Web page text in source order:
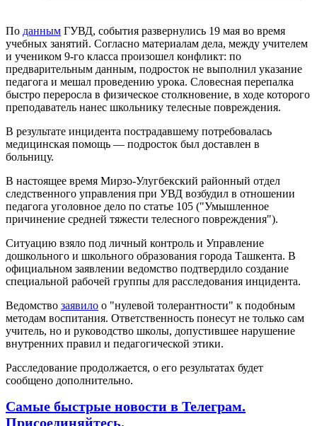
По данным ГУВД, события развернулись 19 мая во время
учебных занятий. Согласно материалам дела, между учителем
и учеником 9-го класса произошел конфликт: по
предварительным данным, подросток не выполнил указание
педагога и мешал проведению урока. Словесная перепалка
быстро переросла в физическое столкновение, в ходе которого
преподаватель нанес школьнику телесные повреждения.
В результате инцидента пострадавшему потребовалась
медицинская помощь — подросток был доставлен в
больницу.
В настоящее время Мирзо-Улугбекский районный отдел
следственного управления при УВД возбудил в отношении
педагога уголовное дело по статье 105 ("Умышленное
причинение средней тяжести телесного повреждения").
Ситуацию взяло под личный контроль и Управление
дошкольного и школьного образования города Ташкента. В
официальном заявлении ведомство подтвердило создание
специальной рабочей группы для расследования инцидента.
Ведомство заявило о "нулевой толерантности" к подобным
методам воспитания. Ответственность понесут не только сам
учитель, но и руководство школы, допустившее нарушение
внутренних правил и педагогической этики.
Расследование продолжается, о его результатах будет
сообщено дополнительно.
Самые быстрые новости в Телеграм.
Присоединяйтесь.